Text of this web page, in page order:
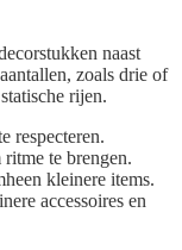
naast
zoals drie of
rijen.
respecteren.
te brengen.
kleinere items.
accessoires en